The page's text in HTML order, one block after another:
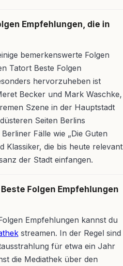
Empfehlungen, die in
bemerkenswerte Folgen
Tatort Beste Folgen
hervorzuheben ist
Becker und Mark Waschke,
Szene in der Hauptstadt
Seiten Berlins
Fälle wie „Die Guten
Klassiker, die bis heute relevant
der Stadt einfangen.
Folgen Empfehlungen
Empfehlungen kannst du
streamen. In der Regel sind
für etwa ein Jahr
die Mediathek über den